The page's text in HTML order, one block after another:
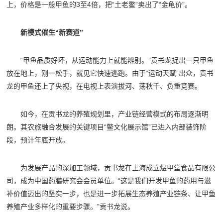
上，价格是一般甲鱼的3至4倍，把“土老鳖”卖出了“金龟价”。
新模式催生“新赛道”
“甲鱼品质好坏，从运动能力上就能辨别。”贡书龙捉出一只甲鱼
放在地上，刚一松手，就见它快速逃跑。由于“运动天赋”出众，贡书
龙的甲鱼还上了央视，在电视上表演拔河、荡秋千、负重竞赛。
如今，在贡书龙的养殖规划里，产业链经营模式的布局逐渐明
朗。其农旅融合发展的关键项目“鳖文化展示馆”已进入内部装饰阶
段，预计年底开放。
为发展产品的深加工领域，贡书龙在上海成立煜甲堂食品有限公
司，成为中国药膳研究会会员单位。“这是我们开发甲鱼的药用与滋
补价值迈出的坚实一步，也是进一步拓展生态养殖产业链条、让甲鱼
养殖产业多样化的重要步骤。”贡书龙说。